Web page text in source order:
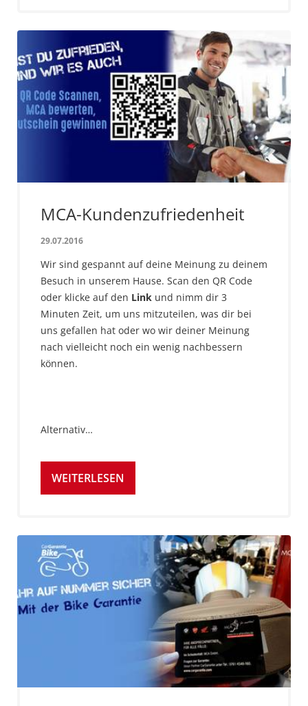
MCA-Kundenzufriedenheit
29.07.2016
Wir sind gespannt auf deine Meinung zu deinem
Besuch in unserem Hause. Scan den QR Code
oder klicke auf den Link und nimm dir 3
Minuten Zeit, um uns mitzuteilen, was dir bei
uns gefallen hat oder wo wir deiner Meinung
nach vielleicht noch ein wenig nachbessern
können.
Alternativ…
WEITERLESEN